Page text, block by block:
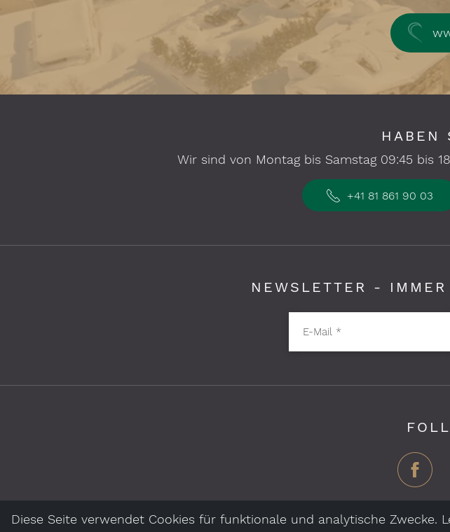
HABEN
Wir sind von Montag bis Samstag 09:45 bis
+41 81 861 90 03
NEWSLETTER -
E-Mail *
Diese Seite verwendet Cookies für funktionale und analytische Zwecke.